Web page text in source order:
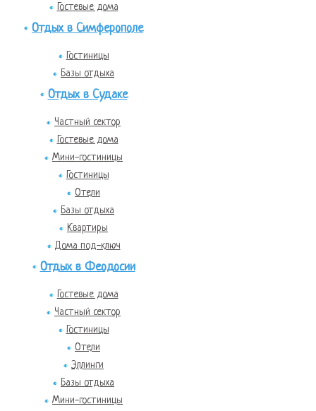
Гостевые дома
Отдых в Симферополе
Гостиницы
Базы отдыха
Отдых в Судаке
Частный сектор
Гостевые дома
Мини-гостиницы
Гостиницы
Отели
Базы отдыха
Квартиры
Дома под-ключ
Отдых в Феодосии
Гостевые дома
Частный сектор
Гостиницы
Отели
Эллинги
Базы отдыха
Мини-гостиницы